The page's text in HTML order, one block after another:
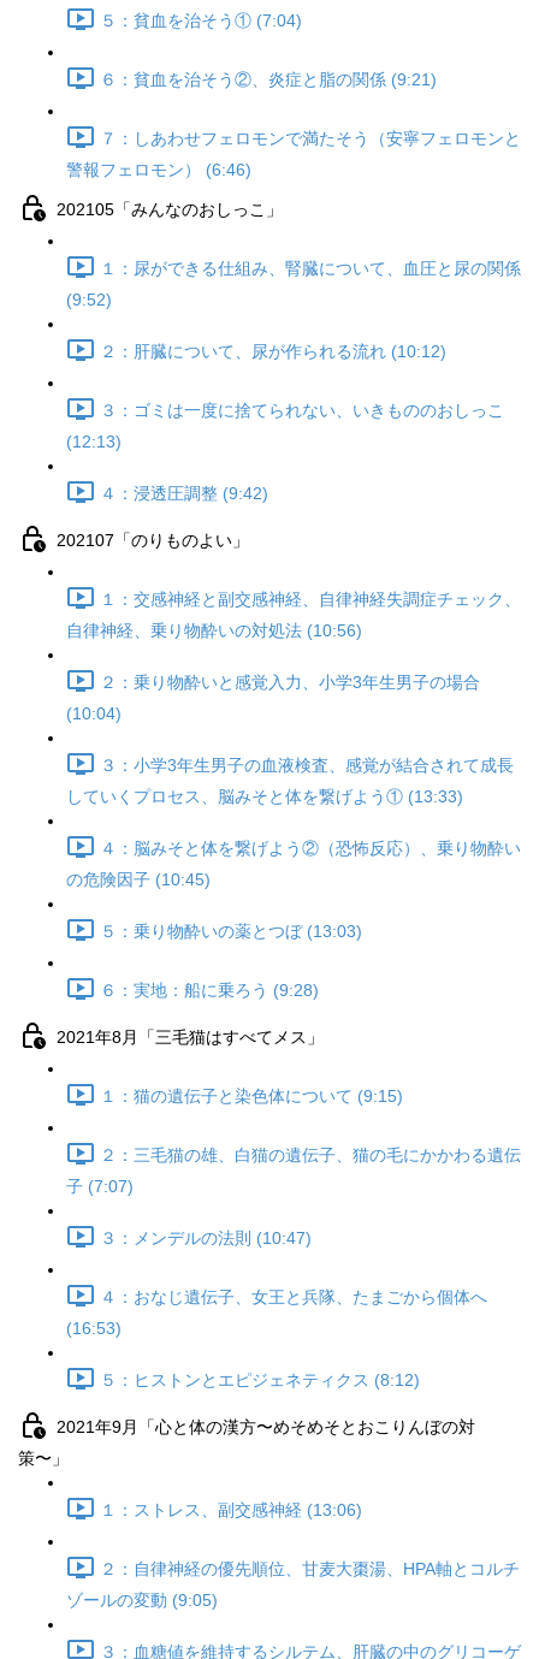
５：貧血を治そう① (7:04)
６：貧血を治そう②、炎症と脂の関係 (9:21)
７：しあわせフェロモンで満たそう（安寧フェロモンと
警報フェロモン） (6:46)
202105「みんなのおしっこ」
１：尿ができる仕組み、腎臓について、血圧と尿の関係
(9:52)
２：肝臓について、尿が作られる流れ (10:12)
３：ゴミは一度に捨てられない、いきもののおしっこ
(12:13)
４：浸透圧調整 (9:42)
202107「のりものよい」
１：交感神経と副交感神経、自律神経失調症チェック、
自律神経、乗り物酔いの対処法 (10:56)
２：乗り物酔いと感覚入力、小学3年生男子の場合
(10:04)
３：小学3年生男子の血液検査、感覚が結合されて成長
していくプロセス、脳みそと体を繋げよう① (13:33)
４：脳みそと体を繋げよう②（恐怖反応）、乗り物酔い
の危険因子 (10:45)
５：乗り物酔いの薬とつぼ (13:03)
６：実地：船に乗ろう (9:28)
2021年8月「三毛猫はすべてメス」
１：猫の遺伝子と染色体について (9:15)
２：三毛猫の雄、白猫の遺伝子、猫の毛にかかわる遺伝
子 (7:07)
３：メンデルの法則 (10:47)
４：おなじ遺伝子、女王と兵隊、たまごから個体へ
(16:53)
５：ヒストンとエピジェネティクス (8:12)
2021年9月「心と体の漢方〜めそめそとおこりんぼの対
策〜」
１：ストレス、副交感神経 (13:06)
２：自律神経の優先順位、甘麦大棗湯、HPA軸とコルチ
ゾールの変動 (9:05)
３：血糖値を維持するシルテム、肝臓の中のグリコーゲ